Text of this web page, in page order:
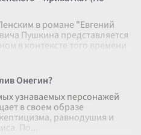
в романе "Евгений
Пушкина представляется
в контексте того времени
Онегин?
узнаваемых персонажей
в своем образе
равнодушия и
По